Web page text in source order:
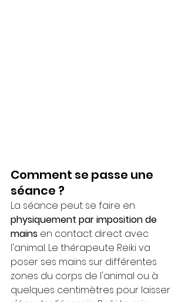
Comment se passe une
séance ?
La séance peut se faire en
physiquement par imposition de
mains en contact direct avec
l'animal. Le thérapeute Reiki va
poser ses mains sur différentes
zones du corps de l'animal ou à
quelques centimètres pour laisser